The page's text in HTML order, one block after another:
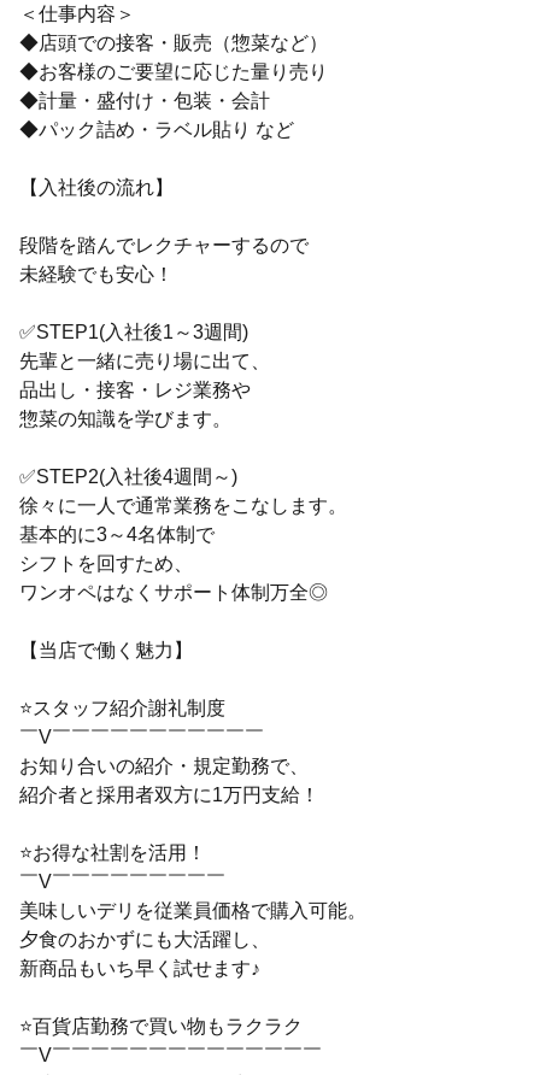
＜仕事内容＞
◆店頭での接客・販売（惣菜など）
◆お客様のご要望に応じた量り売り
◆計量・盛付け・包装・会計
◆パック詰め・ラベル貼り など
【入社後の流れ】
段階を踏んでレクチャーするので
未経験でも安心！
✅STEP1(入社後1～3週間)
先輩と一緒に売り場に出て、
品出し・接客・レジ業務や
惣菜の知識を学びます。
✅STEP2(入社後4週間～)
徐々に一人で通常業務をこなします。
基本的に3～4名体制で
シフトを回すため、
ワンオペはなくサポート体制万全◎
【当店で働く魅力】
⭐スタッフ紹介謝礼制度
￣V￣￣￣￣￣￣￣￣￣￣￣
お知り合いの紹介・規定勤務で、
紹介者と採用者双方に1万円支給！
⭐お得な社割を活用！
￣V￣￣￣￣￣￣￣￣￣
美味しいデリを従業員価格で購入可能。
夕食のおかずにも大活躍し、
新商品もいち早く試せます♪
⭐百貨店勤務で買い物もラクラク
￣V￣￣￣￣￣￣￣￣￣￣￣￣￣￣